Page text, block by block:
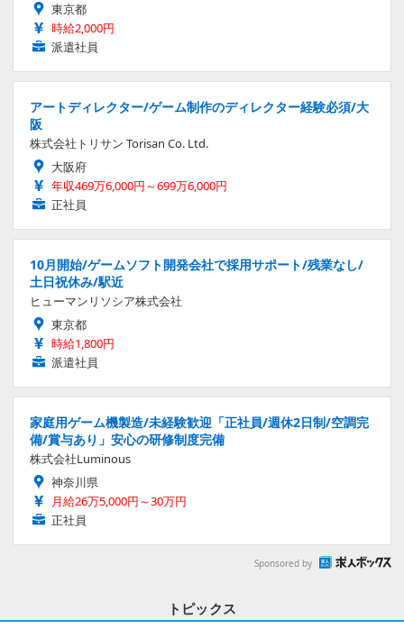
東京都
時給2,000円
派遣社員
アートディレクター/ゲーム制作のディレクター経験必須/大
阪
株式会社トリサン Torisan Co. Ltd.
大阪府
年収469万6,000円～699万6,000円
正社員
10月開始/ゲームソフト開発会社で採用サポート/残業なし/
土日祝休み/駅近
ヒューマンリソシア株式会社
東京都
時給1,800円
派遣社員
家庭用ゲーム機製造/未経験歓迎「正社員/週休2日制/空調完
備/賞与あり」安心の研修制度完備
株式会社Luminous
神奈川県
月給26万5,000円～30万円
正社員
Sponsored by
トピックス